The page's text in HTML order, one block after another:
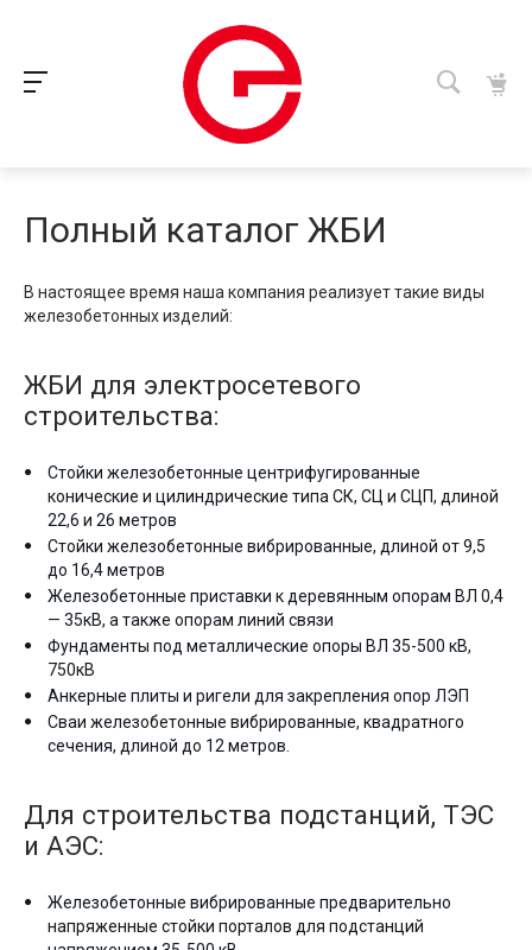
Полный каталог ЖБИ
В настоящее время наша компания реализует такие виды
железобетонных изделий:
ЖБИ для электросетевого
строительства:
Стойки железобетонные центрифугированные
конические и цилиндрические типа СК, СЦ и СЦП, длиной
22,6 и 26 метров
Стойки железобетонные вибрированные, длиной от 9,5
до 16,4 метров
Железобетонные приставки к деревянным опорам ВЛ 0,4
— 35кВ, а также опорам линий связи
Фундаменты под металлические опоры ВЛ 35-500 кВ,
750кВ
Анкерные плиты и ригели для закрепления опор ЛЭП
Сваи железобетонные вибрированные, квадратного
сечения, длиной до 12 метров.
Для строительства подстанций, ТЭС
и АЭС:
Железобетонные вибрированные предварительно
напряженные стойки порталов для подстанций